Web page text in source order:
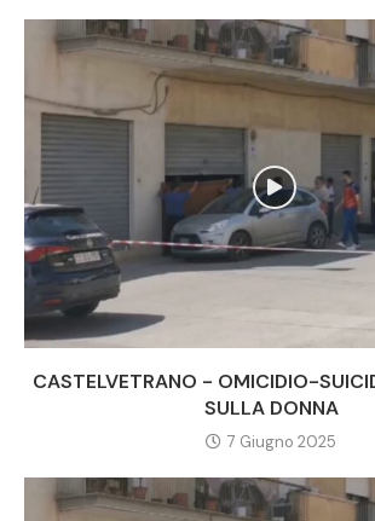
CASTELVETRANO - OMICIDIO-
SULLA DONNA
7 Giugno 2025